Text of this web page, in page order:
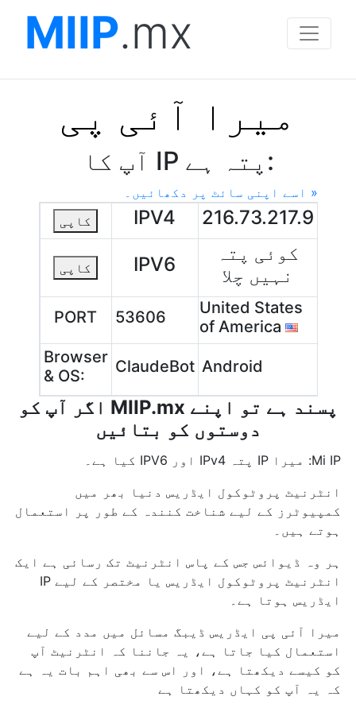
MIIP.mx
میرا آئی پی
آپ کا IP پتہ ہے:
اسے اپنی سائٹ پر دکھائیں۔ »
کاپی
IPV4 216.73.217.9
کاپی IPV6
کوئی پتہ
نہیں چلا
PORT 53606
United States
of America
Browser
& OS:
ClaudeBot Android
اگر آپ کو MIIP.mx پسند ہے تو اپنے
دوستوں کو بتائیں
Mi IP: میرا IP پتہ IPv4 اور IPV6 کیا ہے۔
انٹرنیٹ پروٹوکول ایڈریس دنیا بھر میں
کمپیوٹرز کے لیے شناخت کنندہ کے طور پر استعمال
ہوتے ہیں۔
ہر وہ ڈیوائس جس کے پاس انٹرنیٹ تک رسائی ہے ایک
انٹرنیٹ پروٹوکول ایڈریس یا مختصر کے لیے IP
ایڈریس ہوتا ہے۔
میرا آئی پی ایڈریس ڈیبگ مسائل میں مدد کے لیے
استعمال کیا جاتا ہے، یہ جاننا کہ انٹرنیٹ آپ
کو کیسے دیکھتا ہے، اور اس سے بھی اہم بات یہ ہے
کہ یہ آپ کو کہاں دیکھتا ہے